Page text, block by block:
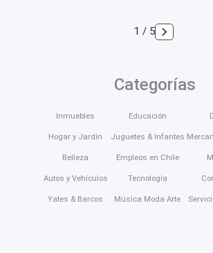
1 / 5
Categorías
Inmuebles
Hogar y Jardín
Belleza
Autos y Vehículos
Yates & Barcos
Educación
Juguetes & Infantes
Empleos en Chile
Tecnología
Música Moda Arte